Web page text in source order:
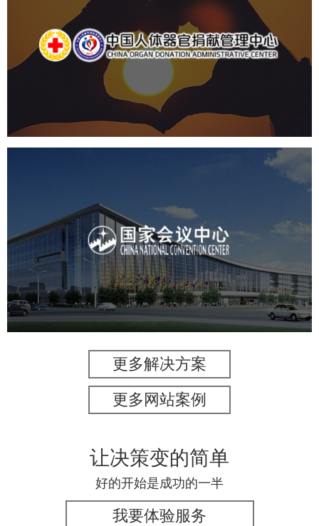
中国人体器官捐献管理中心
国企 品牌官网 网站建设
国家会议中心
专业服务 网站建设 网站设计
更多解决方案
更多网站案例
让决策变的简单
好的开始是成功的一半
我要体验服务